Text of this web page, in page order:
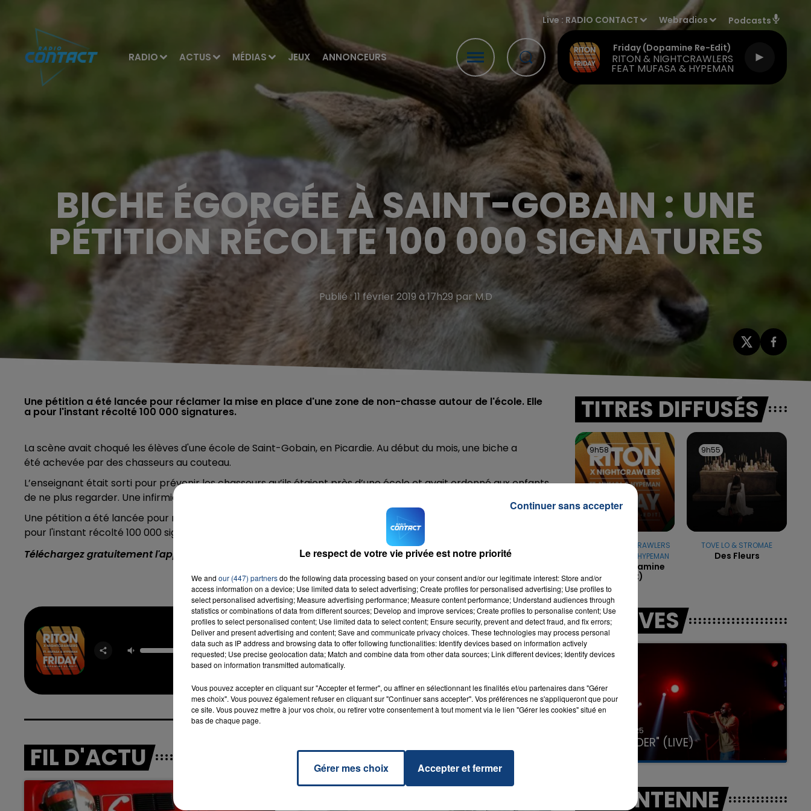
RADIO ACTUS MÉDIAS JEUX ANNONCEURS
Live : RADIO CONTACT Webradios Podcasts
Friday (dopamine Re-Edit)
RITON & NIGHTCRAWLERS
FEAT MUFASA & HYPEMAN
7h00 - 11h00
LA TEAM DE L'ÉTÉ
BICHE ÉGORGÉE À SAINT-GOBAIN : UNE
PÉTITION RÉCOLTE 100 000 SIGNATURES
Publié : 11 février 2019 à 17h29 par M.D
Une pétition a été lancée pour réclamer la mise en place d'une zone de non-chasse autour de l'école. Elle
a pour l'instant récolté 100 000 signatures.
La scène avait choqué les élèves d'une école de Saint-Gobain, en Picardie. Au début du mois,une biche a
été achevée par des chasseurs au couteau.
L’enseignant était sorti pour prévenir les chasseurs qu’ils étaient près d’une école et avait ordonné aux enfants
de ne plus regarder. Une infirmière scolaire avait d’ailleurs été envoyée sur place après les faits.
Une pétition a été lancée pour réclamer la mise en place d’une zone de non-chasse autour de l'école. Elle a
pour l'instant récolté 100 000 signatures.
Téléchargez gratuitement l'application Contact FM sur
et
Friday (dopamine
Re-Edit)
RITON &
NIGHTCRAWLERS
FEAT MUFASA &
RADIO CONTACT
FIL D'ACTU
TITRES DIFFUSÉS
9h58
9h58
RITON & NIGHTCRAWLERS
FEAT MUFASA & HYPEMAN
Friday (dopamine
Re-Edit)
9h55
9h55
TOVE LO & STROMAE
Des Fleurs
LES LIVES
31 janvier 2025
GIMS "SPIDER" (LIVE)
A L'ANTENNE
Le respect de votre vie privée est notre priorité
We and our (447) partnersdo the following data processing based on your consent and/or our legitimate interest: Store and/or
access information on a device; Use limited data to select advertising; Create profiles for personalised advertising; Use profiles to
select personalised advertising; Measure advertising performance; Measure content performance; Understand audiences through
statistics or combinations of data from different sources; Develop and improve services; Create profiles to personalise content; Use
profiles to select personalised content; Use limited data to select content; Ensure security, prevent and detect fraud, and fix errors;
Deliver and present advertising and content; Save and communicate privacy choices. These technologies may process personal
data such as IP address and browsing data to offer following functionalities: Identify devices based on information actively
requested; Use precise geolocation data; Match and combine data from other data sources; Link different devices; Identify devices
based on information transmitted automatically.
Vous pouvez accepter en cliquant sur "Accepter et fermer", ou affiner en sélectionnant les finalités et/ou partenaires dans "Gérer
mes choix". Vous pouvez également refuser en cliquant sur "Continuer sans accepter". Vos préférences ne s'appliqueront que pour
ce site. Vous pouvez mettre à jour vos choix, ou retirer votre consentement à tout moment via le lien "Gérer les cookies" situé en
bas de chaque page.
Gérer mes choix Accepter et fermer
Continuer sans accepter